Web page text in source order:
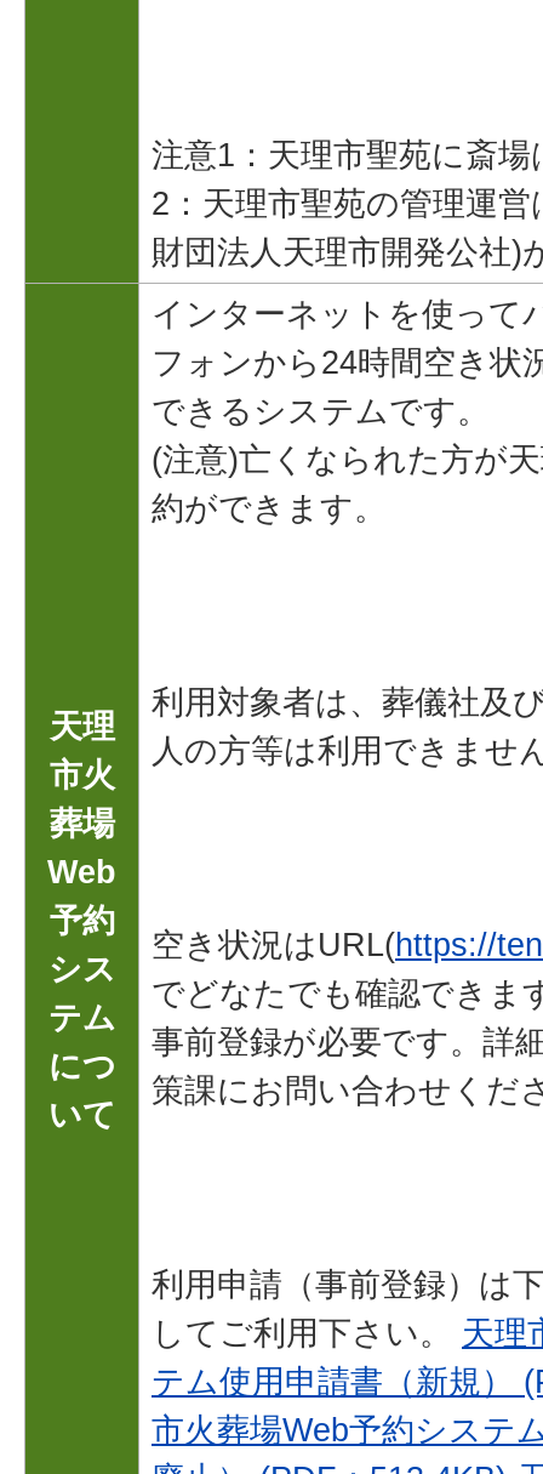
注意1：天理市聖苑に斎
2：天理市聖苑の管理運
財団法人天理市開発公社)
天理
市火
葬場
Web
予約
シス
テム
につ
いて
インターネットを使って
フォンから24時間空き状
できるシステムです。
(注意)亡くなられた方が
約ができます。
利用対象者は、葬儀社及
人の方等は利用できませ
空き状況はURL(https://
でどなたでも確認できま
事前登録が必要です。詳
策課にお問い合わせくだ
利用申請（事前登録）は
してご利用下さい。 天理
テム使用申請書（新規）
市火葬場Web予約システ